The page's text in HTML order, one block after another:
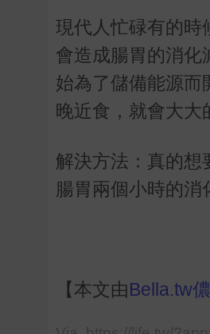
現代人忙碌有的時
會造成腸胃的消化
始為了儲備能源而
晚近食，就會大大
解決方法：真的想
腸胃兩個小時的消
【本文由Bella.tw